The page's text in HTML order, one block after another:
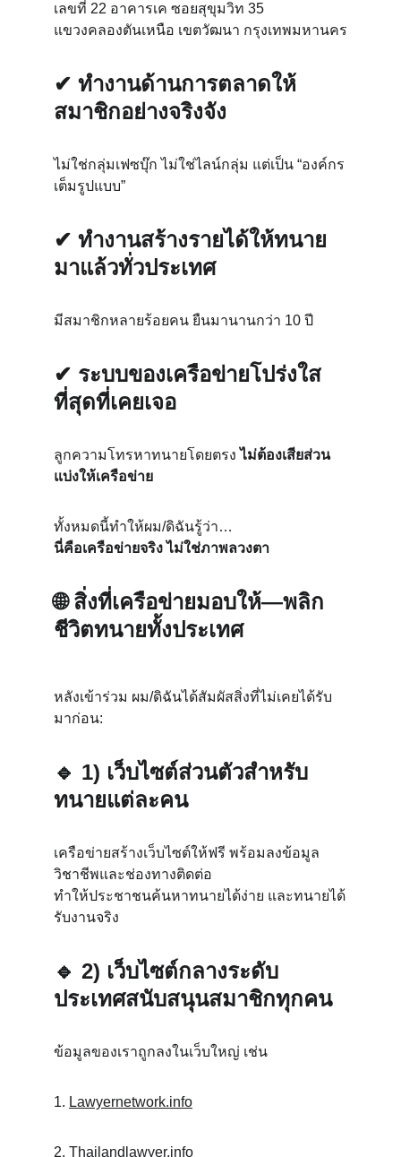
เลขที่ 22 อาคารเค ซอยสุขุมวิท 35
แขวงคลองตันเหนือ เขตวัฒนา กรุงเทพมหานคร
✔ ทำงานด้านการตลาดให้
สมาชิกอย่างจริงจัง
ไม่ใช่กลุ่มเฟซบุ๊ก ไม่ใช่ไลน์กลุ่ม แต่เป็น “องค์กร
เต็มรูปแบบ”
✔ ทำงานสร้างรายได้ให้ทนาย
มาแล้วทั่วประเทศ
มีสมาชิกหลายร้อยคน ยืนมานานกว่า 10 ปี
✔ ระบบของเครือข่ายโปร่งใส
ที่สุดที่เคยเจอ
ลูกความโทรหาทนายโดยตรง ไม่ต้องเสียส่วน
แบ่งให้เครือข่าย
ทั้งหมดนี้ทำให้ผม/ดิฉันรู้ว่า…
นี่คือเครือข่ายจริง ไม่ใช่ภาพลวงตา
🌐 สิ่งที่เครือข่ายมอบให้—พลิก
ชีวิตทนายทั้งประเทศ
หลังเข้าร่วม ผม/ดิฉันได้สัมผัสสิ่งที่ไม่เคยได้รับ
มาก่อน:
🔹 1) เว็บไซต์ส่วนตัวสำหรับ
ทนายแต่ละคน
เครือข่ายสร้างเว็บไซต์ให้ฟรี พร้อมลงข้อมูล
วิชาชีพและช่องทางติดต่อ
ทำให้ประชาชนค้นหาทนายได้ง่าย และทนายได้
รับงานจริง
🔹 2) เว็บไซต์กลางระดับ
ประเทศสนับสนุนสมาชิกทุกคน
ข้อมูลของเราถูกลงในเว็บใหญ่ เช่น
1. Lawyernetwork.info
2. Thailandlawyer.info